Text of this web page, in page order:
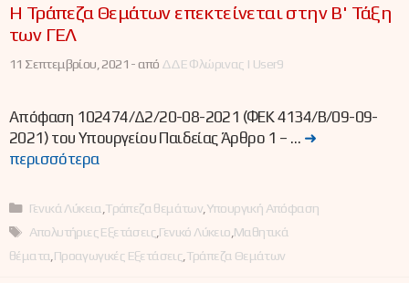
Η Τράπεζα Θεμάτων επεκτείνεται στην Β' Τάξη
των ΓΕΛ
11 Σεπτεμβρίου, 2021 -από ΔΔΕ Φλώρινας | User9
Απόφαση 102474/Δ2/20-08-2021 (ΦΕΚ 4134/Β/09-09-
2021) του Υπουργείου Παιδείας Άρθρο 1 – … ➜
περισσότερα
Κατηγορίες
Γενικά Λύκεια Τράπεζα θεμάτων Υπουργική Απόφαση
Ετικέτες
Απολυτήριες Εξετάσεις Γενικό Λύκειο Μαθητικά
θέματα Προαγωγικές Εξετάσεις Τράπεζα Θεμάτων